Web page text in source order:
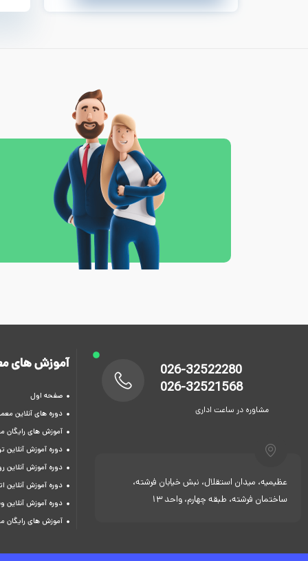
026-32522280
026-32521568
مشاوره در ساعت اداری
عظیمیه، میدان استقلال، نبش خیابان فرشته،
ساختمان فرشته، طبقه چهارم، واحد 13
آموزش های
صفحه اول
دوره های آنلاین
آموزش های رایگان
دوره آموزش
دوره آموزش آنلاین
دوره آموزش آنلاین
دوره آموزش آنلاین
آموزش های رایگان